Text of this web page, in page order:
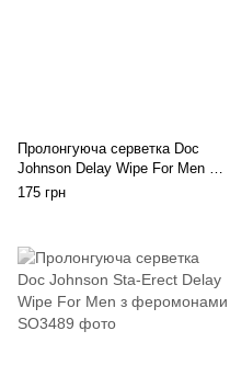
Пролонгуюча серветка Doc
Johnson Delay Wipe For Men з
екстрактом женьшеню
175 грн